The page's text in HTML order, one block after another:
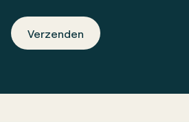
Verzenden